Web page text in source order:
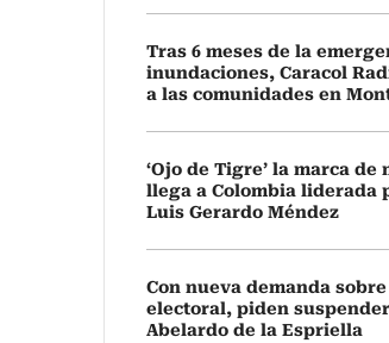
Tras 6 meses de la
inundaciones, Caracol
a las comunidades en
‘Ojo de Tigre’ la marca de
llega a Colombia liderada
Luis Gerardo Méndez
Con nueva demanda
electoral, piden
Abelardo de la Espriella